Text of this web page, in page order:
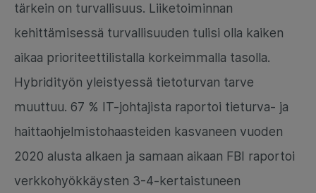
tärkein on turvallisuus. Liiketoiminnan
kehittämisessä turvallisuuden tulisi olla kaiken
aikaa prioriteettilistalla korkeimmalla tasolla.
Hybridityön yleistyessä tietoturvan tarve
muuttuu. 67 % IT-johtajista raportoi tieturva- ja
haittaohjelmistohaasteiden kasvaneen vuoden
2020 alusta alkaen ja samaan aikaan FBI raportoi
verkkohyökkäysten 3-4-kertaistuneen